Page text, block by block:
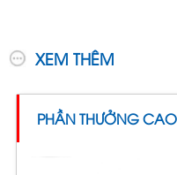
XEM THÊM
PHẦN THƯỞNG